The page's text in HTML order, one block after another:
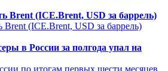
Brent (ICE.Brent, USD за баррель)
(ICE.Brent, USD за баррель)
в России за полгода упал на
по итогам первых шести месяцев